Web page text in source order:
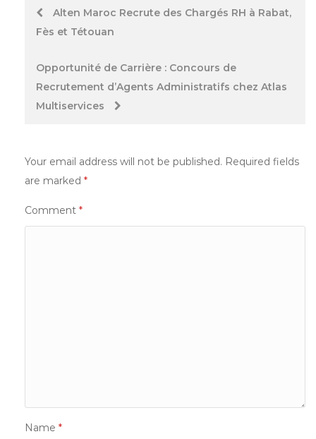
PostAlten Maroc Recrute des Chargés RH à Rabat,
Fès et Tétouan
Opportunité de Carrière : Concours de
Recrutement d’Agents Administratifs chez Atlas
Multiservices
Your email address will not be published. Required fields
are marked *
Comment *
Name *